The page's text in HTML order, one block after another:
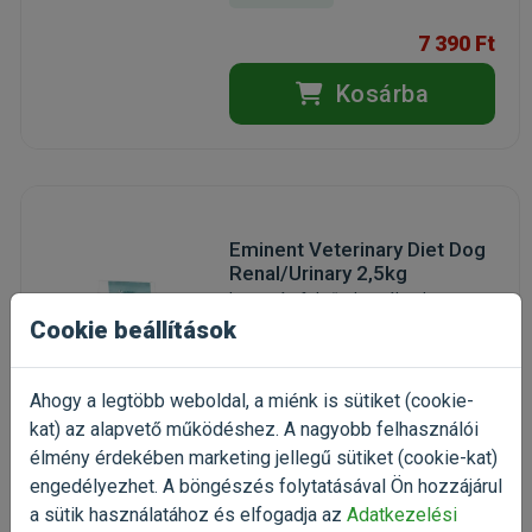
7 390 Ft
Kosárba
Eminent Veterinary Diet Dog
Renal/Urinary 2,5kg
kutyatáp felnőtt kutyáknak
Kiszerelés: 2.5kg / Zsák
6 490 Ft
Kosárba
Cookie beállítások
Ahogy a legtöbb weboldal, a miénk is sütiket (cookie-
kat) az alapvető működéshez. A nagyobb felhasználói
élmény érdekében marketing jellegű sütiket (cookie-kat)
engedélyezhet. A böngészés folytatásával Ön hozzájárul
a sütik használatához és elfogadja az Adatkezelési